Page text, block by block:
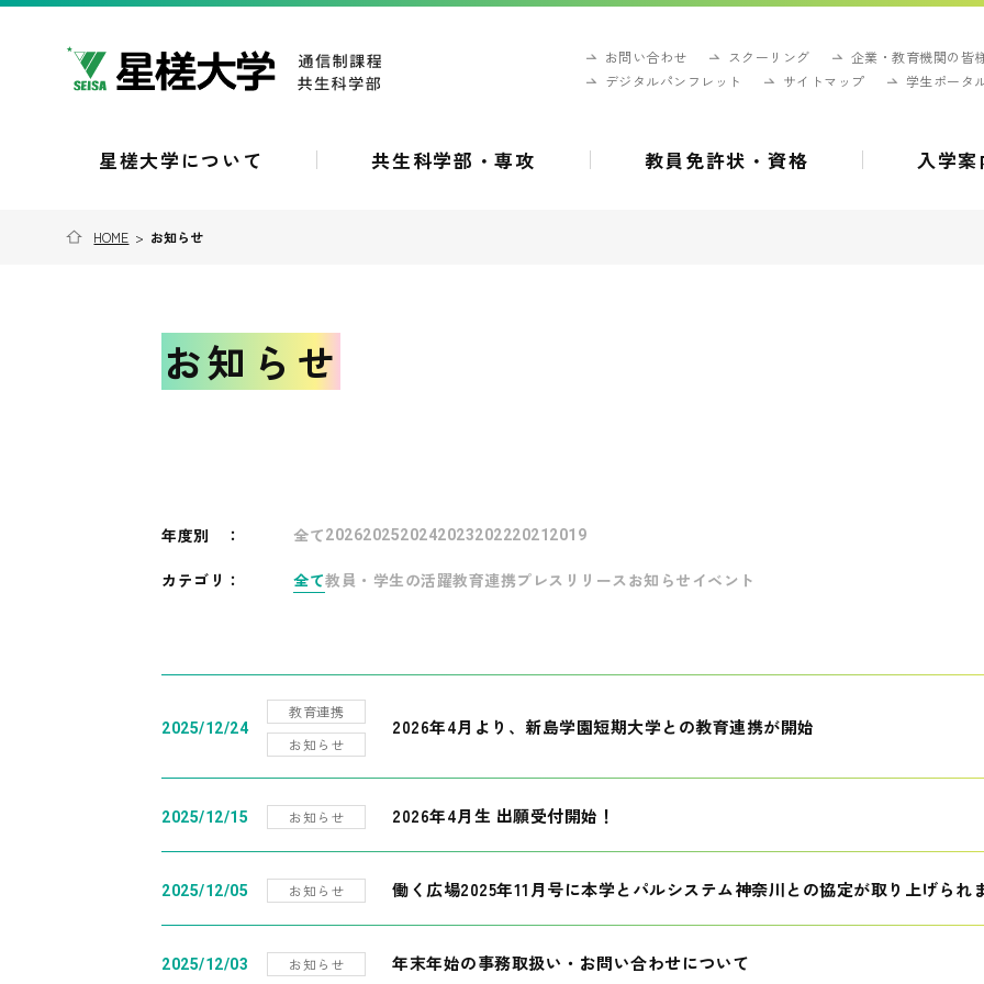
お問い合わせ スクーリング
企業・教育機関の皆
デジタルパンフレット
サイトマップ 学生ポータ
星槎大学について 共生科学部・専攻 教員免許状・資格 入学案
HOME > お知らせ
お知らせ
年度別 ： 全て202620252024202320222021 2019
カテゴリ： 全て教員・学生の活躍教育連携プレスリリース お知らせ イベント
2025/12/24
教育連携
お知らせ
2026年4月より、新島学園短期大学との教育連携が開始
2025/12/15 お知らせ 2026年4月生 出願受付開始！
2025/12/05 お知らせ 働く広場2025年11月号に本学とパルシステム神奈川との協定が取り上げられ
2025/12/03 お知らせ 年末年始の事務取扱い・お問い合わせについて